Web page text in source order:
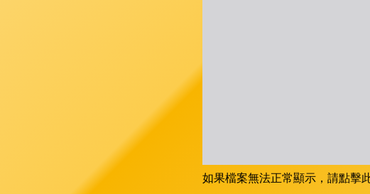
如果檔案無法正常顯示，請點擊此